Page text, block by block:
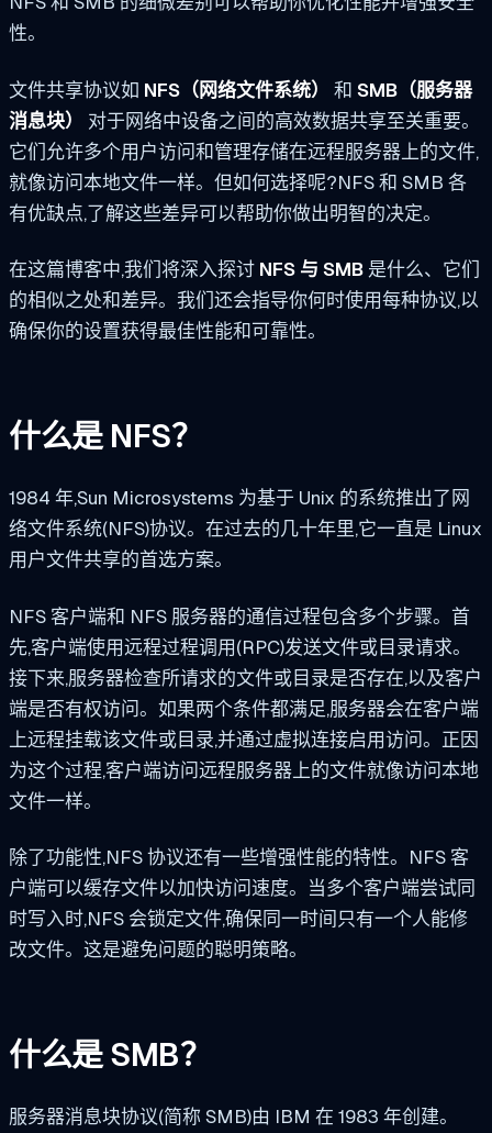
性。
文件共享协议如 NFS（网络文件系统） 和 SMB（服务器
消息块）
对于网络中设备之间的高效数据共享至关重要。
它们允许多个用户访问和管理存储在远程服务器上的文件,
就像访问本地文件一样。但如何选择呢?NFS 和 SMB 各
有优缺点,了解这些差异可以帮助你做出明智的决定。
在这篇博客中,我们将深入探讨 NFS 与 SMB是什么、它们
的相似之处和差异。我们还会指导你何时使用每种协议,以
确保你的设置获得最佳性能和可靠性。
什么是 NFS？
1984 年,Sun Microsystems 为基于 Unix 的系统推出了网
络文件系统(NFS)协议。在过去的几十年里,它一直是 Linux
用户文件共享的首选方案。
NFS 客户端和 NFS 服务器的通信过程包含多个步骤。首
先,客户端使用远程过程调用(RPC)发送文件或目录请求。
接下来,服务器检查所请求的文件或目录是否存在,以及客户
端是否有权访问。如果两个条件都满足,服务器会在客户端
上远程挂载该文件或目录,并通过虚拟连接启用访问。正因
为这个过程,客户端访问远程服务器上的文件就像访问本地
文件一样。
除了功能性,NFS 协议还有一些增强性能的特性。NFS 客
户端可以缓存文件以加快访问速度。当多个客户端尝试同
时写入时,NFS 会锁定文件,确保同一时间只有一个人能修
改文件。这是避免问题的聪明策略。
什么是 SMB？
服务器消息块协议(简称 SMB)由 IBM 在 1983 年创建。